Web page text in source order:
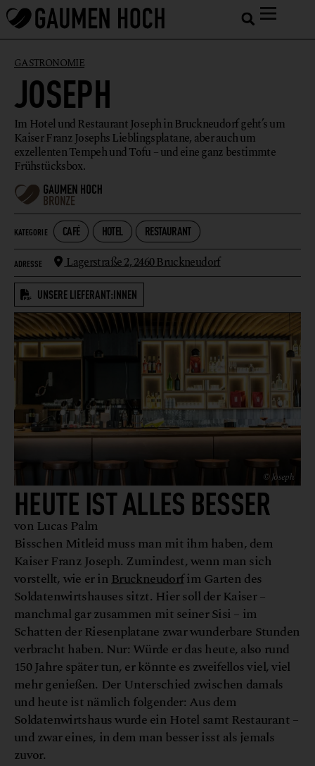
GASTRONOMIE
JOSEPH
Im Hotel und Restaurant Joseph in Bruckneudorf geht’s um
Kaiser Franz Josephs Lieblingsplatane, aber auch um
exzellenten Tempeh und Tofu – und eine ganz bestimmte
Frühstücksbox.
KATEGORIE CAFÉ HOTEL RESTAURANT
ADRESSE Lagerstraße 2,2460 Bruckneudorf
UNSERE LIEFERANT:INNEN
© Joseph
HEUTE IST ALLES BESSER
von Lucas Palm
Bisschen Mitleid muss man mit ihm haben, dem
Kaiser Franz Joseph. Zumindest, wenn man sich
vorstellt, wie er inBruckneudorfim Garten des
Soldatenwirtshauses sitzt. Hier soll der Kaiser –
manchmal gar zusammen mit seiner Sisi – im
Schatten der Riesenplatane zwar wunderbare Stunden
verbracht haben. Nur: Würde er das heute, also rund
150 Jahre später tun, er könnte es zweifellos viel, viel
mehr genießen. Der Unterschied zwischen damals
und heute ist nämlich folgender: Aus dem
Soldatenwirtshaus wurde ein Hotel samt Restaurant –
und zwar eines, in dem man besser isst als jemals
zuvor.